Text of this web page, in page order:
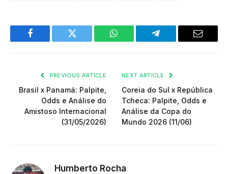
Facebook Twitter WhatsApp Telegram Email
PREVIOUS ARTICLE
Brasil x Panamá: Palpite,
Odds e Análise do
Amistoso Internacional
(31/05/2026)
NEXT ARTICLE
Coreia do Sul x República
Tcheca: Palpite, Odds e
Análise da Copa do
Mundo 2026 (11/06)
Humberto Rocha